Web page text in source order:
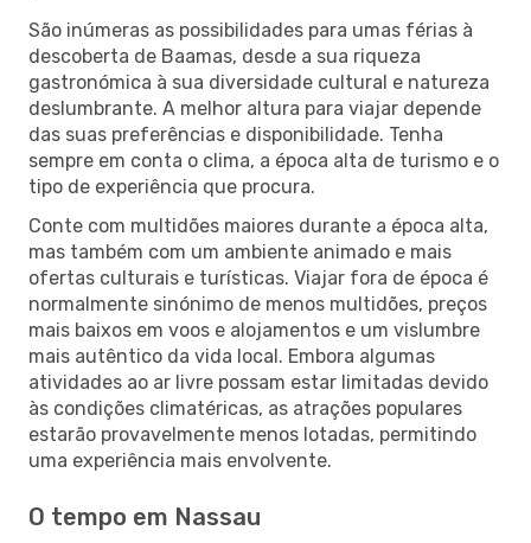
São inúmeras as possibilidades para umas férias à
descoberta de Baamas, desde a sua riqueza
gastronómica à sua diversidade cultural e natureza
deslumbrante. A melhor altura para viajar depende
das suas preferências e disponibilidade. Tenha
sempre em conta o clima, a época alta de turismo e o
tipo de experiência que procura.
Conte com multidões maiores durante a época alta,
mas também com um ambiente animado e mais
ofertas culturais e turísticas. Viajar fora de época é
normalmente sinónimo de menos multidões, preços
mais baixos em voos e alojamentos e um vislumbre
mais autêntico da vida local. Embora algumas
atividades ao ar livre possam estar limitadas devido
às condições climatéricas, as atrações populares
estarão provavelmente menos lotadas, permitindo
uma experiência mais envolvente.
O tempo em Nassau